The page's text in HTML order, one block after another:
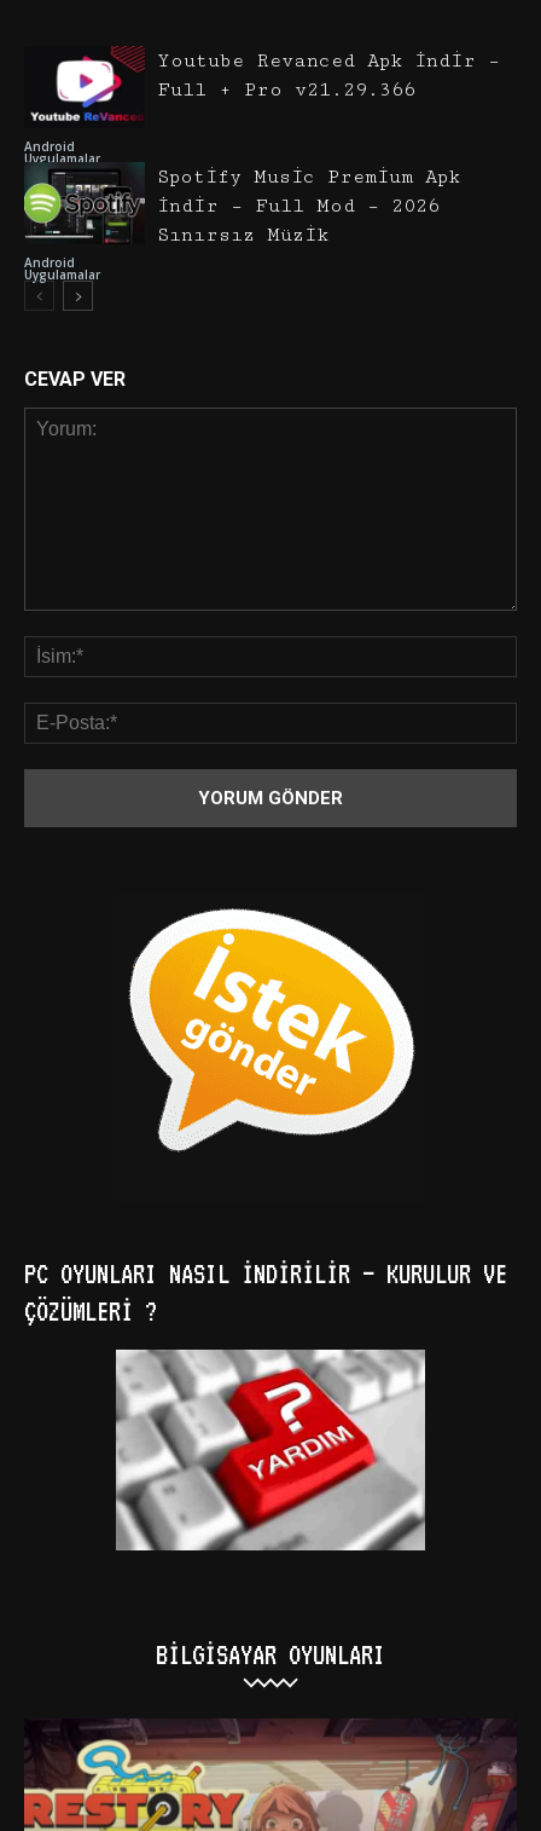
Android
Uygulamalar
Youtube Revanced Apk İndir –
Full + Pro v21.29.366
Android
Uygulamalar
Spotify Music Premium Apk
İndir – Full Mod – 2026
Sınırsız Müzik
CEVAP VER
PC OYUNLARI NASIL İNDIRILIR – KURULUR VE
ÇÖZÜMLERI ?
BILGISAYAR OYUNLARI